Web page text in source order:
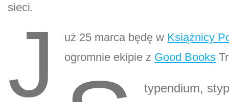
sieci.
J uż 25 marca będę w Książnicy
ogromnie ekipie z Good Books
typendium,